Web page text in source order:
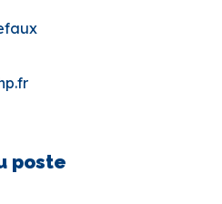
poste